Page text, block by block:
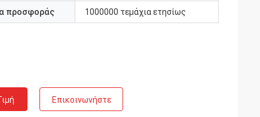
προσφοράς 1000000 τεμάχια ετησίως
Επικοινωνήστε